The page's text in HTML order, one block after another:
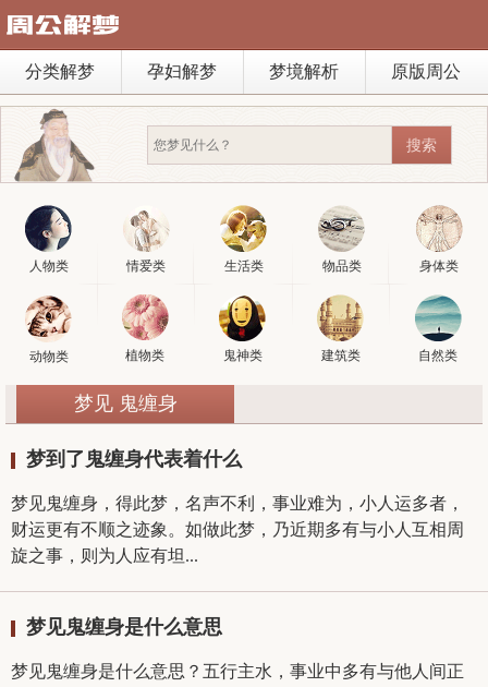
分类解梦 孕妇解梦 梦境解析 原版周公
人物类 情爱类 生活类 物品类 身体类
动物类 植物类 鬼神类 建筑类 自然类
梦见 鬼缠身
梦到了鬼缠身代表着什么
梦见鬼缠身，得此梦，名声不利，事业难为，小人运多者，
财运更有不顺之迹象。如做此梦，乃近期多有与小人互相周
旋之事，则为人应有坦...
梦见鬼缠身是什么意思
梦见鬼缠身是什么意思？五行主水，事业中多有与他人间正